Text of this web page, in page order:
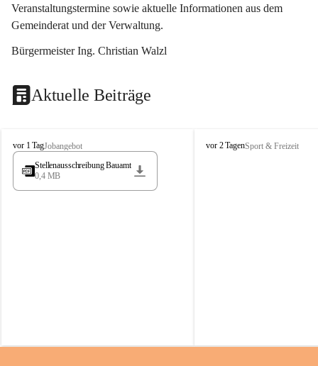
Veranstaltungstermine sowie aktuelle Informationen aus dem
Gemeinderat und der Verwaltung.
Bürgermeister Ing. Christian Walzl
Aktuelle Beiträge
S
t
s
vor 1 TagJobangebot
Stellenausschreibung Bauamt
0,4 MB
S
vor 2 TagenSport & Freizeit